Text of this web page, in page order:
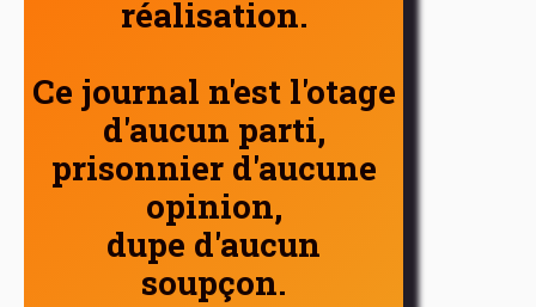
réalisation.
Ce journal n'est l'otage
d'aucun parti,
prisonnier d'aucune
opinion,
dupe d'aucun
soupçon.